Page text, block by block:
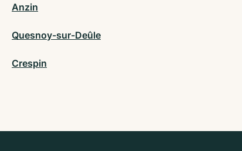
Anzin
Quesnoy-sur-Deûle
Crespin